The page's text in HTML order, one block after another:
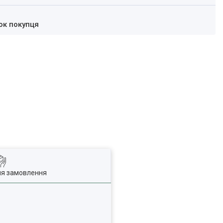
покупця
замовлення